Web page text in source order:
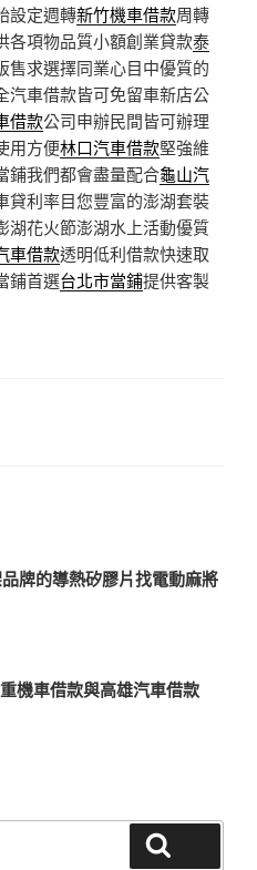
設定週轉新竹機車借款周轉
各項物品質小額創業貸款泰
售求選擇同業心目中優質的
汽車借款皆可免留車新店公
借款公司申辦民間皆可辦理
用方便林口汽車借款堅強維
鋪我們都會盡量配合龜山汽
貸利率目您豐富的澎湖套裝
湖花火節澎湖水上活動優質
車借款透明低利借款快速取
鋪首選台北市當鋪提供客製
牌的導熱矽膠片找電動麻將
機車借款與高雄汽車借款